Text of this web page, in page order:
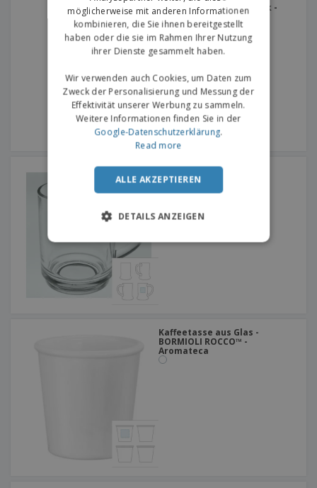
Kaffeetasse aus Keramik -
VISTA ALEGRE™ - Europa
Glaskrug - Pub
Kaffeetasse aus Glas -
BORMIOLI ROCCO™ -
Aromateca
möglicherweise mit anderen Informationen
kombinieren, die Sie ihnen bereitgestellt
haben oder die sie im Rahmen Ihrer Nutzung
ihrer Dienste gesammelt haben.
Wir verwenden auch Cookies, um Daten zum
Zweck der Personalisierung und Messung der
Effektivität unserer Werbung zu sammeln.
Weitere Informationen finden Sie in der
Google-Datenschutzerklärung.
Read more
ALLE AKZEPTIEREN
DETAILS ANZEIGEN